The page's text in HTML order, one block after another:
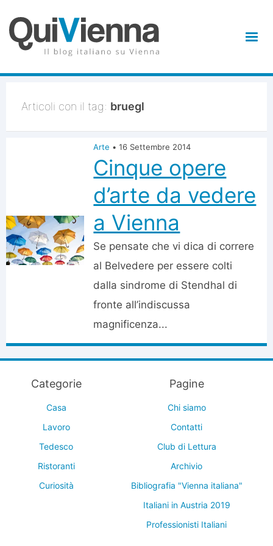
Articoli con il tag: bruegl
Arte • 16 Settembre 2014
Cinque opere
d’arte da vedere
a Vienna
Se pensate che vi dica di correre
al Belvedere per essere colti
dalla sindrome di Stendhal di
fronte all’indiscussa
magnificenza...
Categorie
Casa
Lavoro
Tedesco
Ristoranti
Curiosità
Pagine
Chi siamo
Contatti
Club di Lettura
Archivio
Bibliografia "Vienna italiana"
Italiani in Austria 2019
Professionisti Italiani